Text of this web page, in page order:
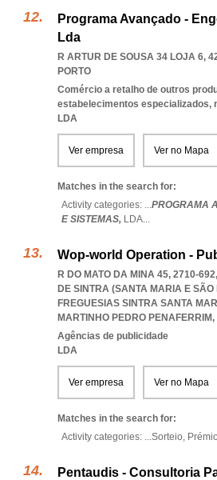
Programa Avançado -
Lda
R ARTUR DE SOUSA 34 LOJA 6,
PORTO
Comércio a retalho de outros
estabelecimentos especializados,
LDA
Ver empresa Ver no Mapa
Matches in the search for:
Activity categories: ...PROGRAMA
E SISTEMAS, LDA...
Wop-world Operation -
R DO MATO DA MINA 45, 2710-
DE SINTRA (SANTA MARIA E SÃO
FREGUESIAS SINTRA SANTA
MARTINHO PEDRO PENAFERRIM,
Agências de publicidade
LDA
Ver empresa Ver no Mapa
Matches in the search for:
Activity categories: ...Sorteio,
Pentaudis - Consultoria